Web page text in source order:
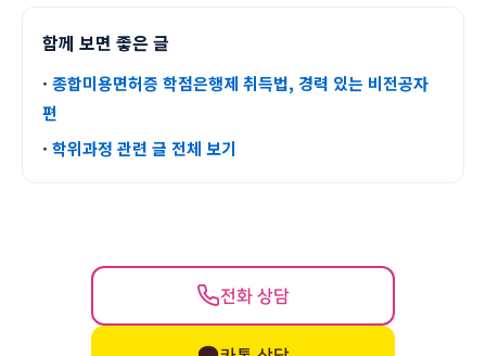
함께 보면 좋은 글
· 종합미용면허증 학점은행제 취득법, 경력 있는 비전공자
편
· 학위과정 관련 글 전체 보기
전화 상담